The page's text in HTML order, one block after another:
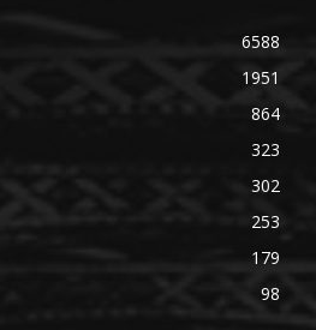
6588
1951
864
323
302
253
179
98